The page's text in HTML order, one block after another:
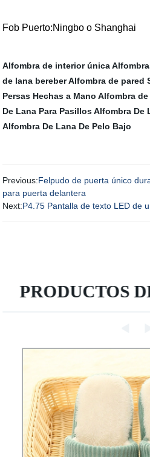
Fob Puerto:Ningbo o Shanghai
Alfombra de interior única
de lana bereberAlfombra de pared
Persas Hechas a Mano Alfombra
De Lana Para Pasillos Alfombra De
Alfombra De Lana De Pelo Bajo
Previous:Felpudo de puerta único
para puerta delantera
Next:P4.75 Pantalla de texto LED de
PRODUCTOS